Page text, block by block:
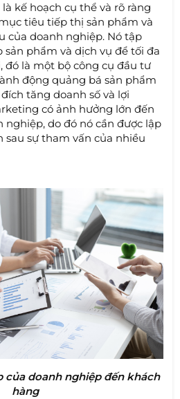
kế hoạch cụ thể và rõ ràng
tiêu tiếp thị sản phẩm và
của doanh nghiệp. Nó tập
sản phẩm và dịch vụ để tối đa
đó là một bộ công cụ đầu tư
động quảng bá sản phẩm
tăng doanh số và lợi
có ảnh hưởng lớn đến
nghiệp, do đó nó cần được lập
sau sự tham vấn của nhiều
của doanh nghiệp đến khách
hàng